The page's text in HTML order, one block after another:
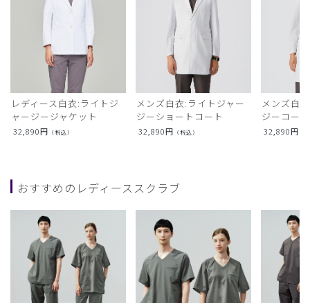
レディース白衣:ライトジ
ャージージャケット
32,890円 （税込）
メンズ白衣:ライトジャー
ジーショートコート
32,890円 （税込）
メンズ白
ジーコート
32,890円
おすすめのレディーススクラブ